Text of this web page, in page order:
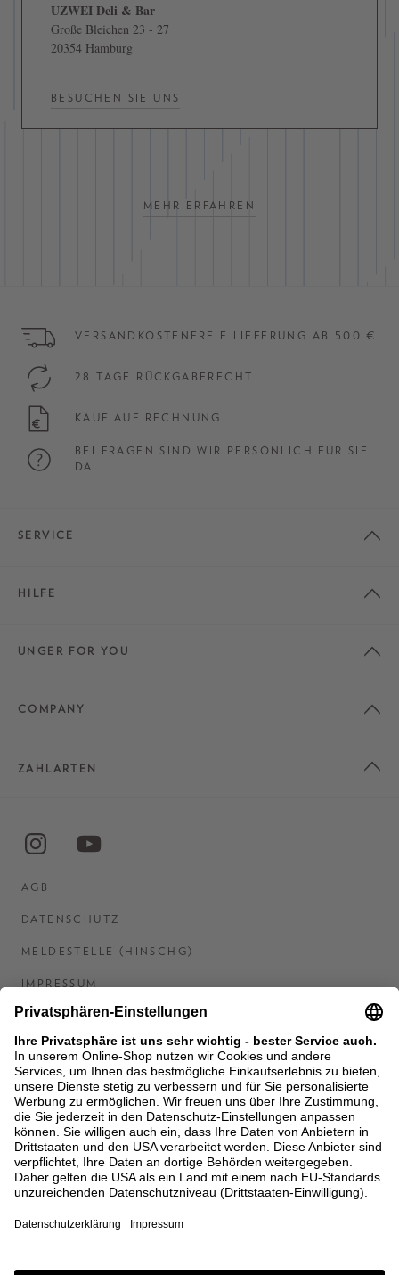
UZWEI Deli & Bar
Große Bleichen 23 - 27
20354 Hamburg
BESUCHEN SIE UNS
MEHR ERFAHREN
VERSANDKOSTENFREIE LIEFERUNG AB 500 €
28 TAGE RÜCKGABERECHT
KAUF AUF RECHNUNG
BEI FRAGEN SIND WIR PERSÖNLICH FÜR SIE
DA
SERVICE
HILFE
UNGER FOR YOU
COMPANY
ZAHLARTEN
AGB
DATENSCHUTZ
MELDESTELLE (HINSCHG)
IMPRESSUM
BARRIEREFREIHEITSERKLÄRUNG
KONTAKT
COOKIES
MEN'S WORLD: BRAUN HAMBURG
Ein Unternehmen der Unger GmbH & Co. KG
EINKAUF VON 400 € NACH RETOURE, NICHT
CHECKOUT. GUTSCHEINE, REDUZIERTE ARTIKEL